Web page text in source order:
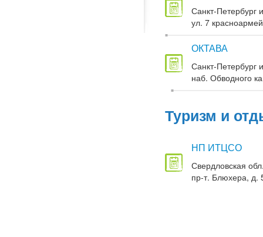
Санкт-Петербург
ул. 7
ОКТАВА
Санкт-Петербург
наб. Обводного
Туризм и
НП ИТЦСО
Свердловская
пр-т. Блюхера, д.